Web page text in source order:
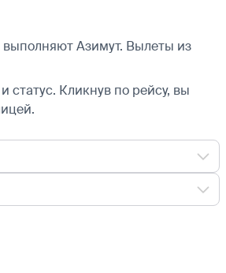
Азимут. Вылеты из
статус. Кликнув по рейсу, вы